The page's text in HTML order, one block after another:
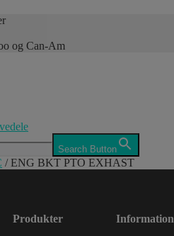
og Can-Am
Search Button
/ ENG BKT PTO EXHAST
Produkter Information